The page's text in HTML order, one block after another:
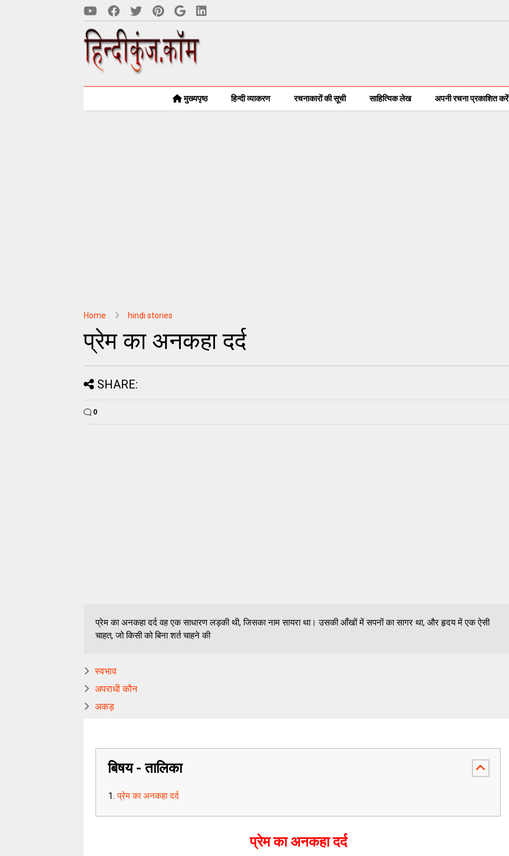
मुख्यपृष्ठ हिन्दी व्याकरण रचनाकारों की सूची साहित्यिक लेख अपनी रचना प्रकाशित करें
Home hindi stories
प्रेम का अनकहा दर्द
SHARE:
0
प्रेम का अनकहा दर्द वह एक साधारण लड़की थी, जिसका नाम सायरा था। उसकी आँखों में सपनों का सागर था, और हृदय में एक ऐसी
चाहत, जो किसी को बिना शर्त चाहने की
स्वभाव
अपराधी कौन
अकड़
बिषय - तालिका
प्रेम का अनकहा दर्द
प्रेम का अनकहा दर्द